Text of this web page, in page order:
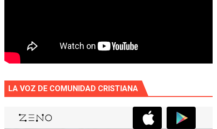
LA VOZ DE COMUNIDAD CRISTIANA